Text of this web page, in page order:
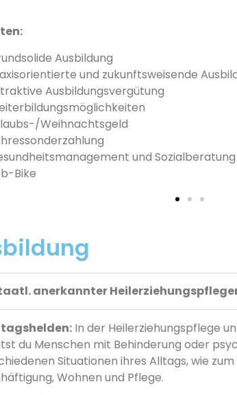
Ausbildung
und zukunftsweisende
Ausbildungsvergütung
Weihnachtsgeld
und Sozialberatung
Bike
anerkannter
In der Heilerziehungspflege
du Menschen mit Behinderung oder
Situationen ihres Alltags, wie zum
Wohnen und Pflege.